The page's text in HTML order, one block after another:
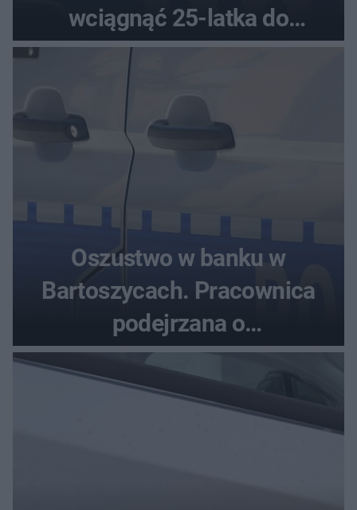
wciągnąć 25-latka do
samochodu
Oszustwo w banku w
Bartoszycach. Pracownica
podejrzana o
przywłaszczenie 470 000 zł